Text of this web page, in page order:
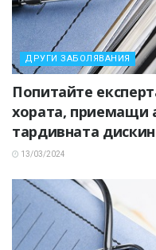
ДРУГИ ЗАБОЛЯВАНИЯ
Попитайте
хората, приемащи
тардивната
13/03/2024